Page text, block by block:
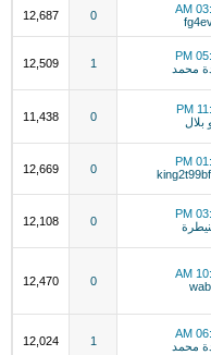
0
12,687
محمد 1
12,509
بلال 0
11,438
0
12,669
0
12,108
0
12,470
محمد 1
12,024